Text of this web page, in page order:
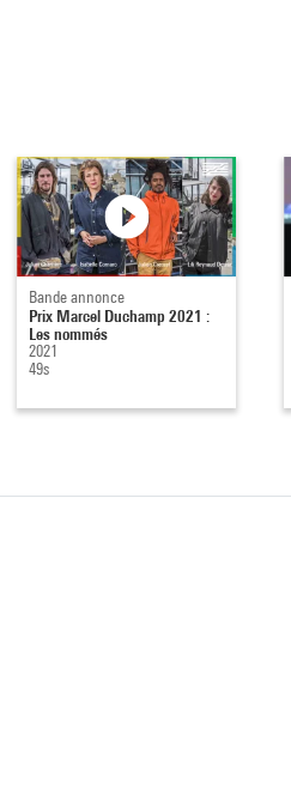
Bande annonce
Prix Marcel Duchamp 2021 :
Les nommés
2021
49s